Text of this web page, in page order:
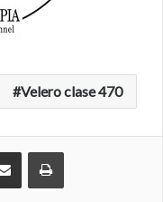
Velero clase 470
Compartir por correo electrónico